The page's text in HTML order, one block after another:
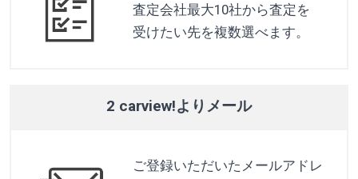
査定会社最大10社から査定を
受けたい先を複数選べます。
2 carview!よりメール
ご登録いただいたメールアドレ